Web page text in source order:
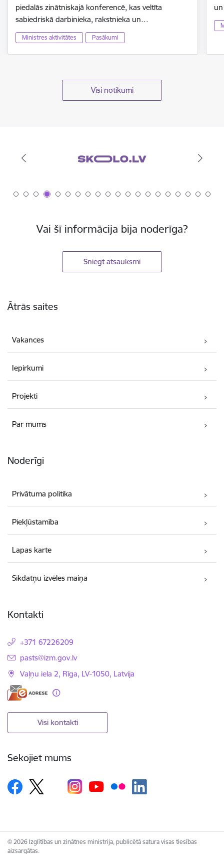
piedalās zinātniskajā konferencē, kas veltīta
sabiedriskā darbinieka, rakstnieka un…
Ministres aktivitātes Pasākumi
Visi notikumi
Vai šī informācija bija noderīga?
Sniegt atsauksmi
Ātrās saites
Vakances
Iepirkumi
Projekti
Par mums
Noderīgi
Privātuma politika
Piekļūstamība
Lapas karte
Sīkdatņu izvēles maiņa
Kontakti
+371 67226209
E-pasts:
pasts@izm.gov.lv
Vaļņu iela 2, Rīga, LV-1050, Latvija
Visi kontakti
Sekojiet mums
© 2026 Izglītības un zinātnes ministrija, publicētā satura visas tiesības
aizsargātas.